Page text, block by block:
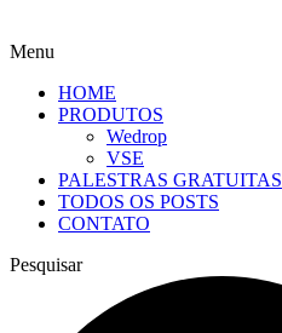
Menu
HOME
PRODUTOS
Wedrop
VSE
PALESTRAS GRATUITAS
TODOS OS POSTS
CONTATO
Pesquisar